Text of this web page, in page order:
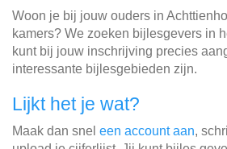
Woon je bij jouw ouders in
kamers? We zoeken bijlesgevers in
kunt bij jouw inschrijving precies
interessante bijlesgebieden zijn.
Lijkt het je wat?
Maak dan snel een account aan,